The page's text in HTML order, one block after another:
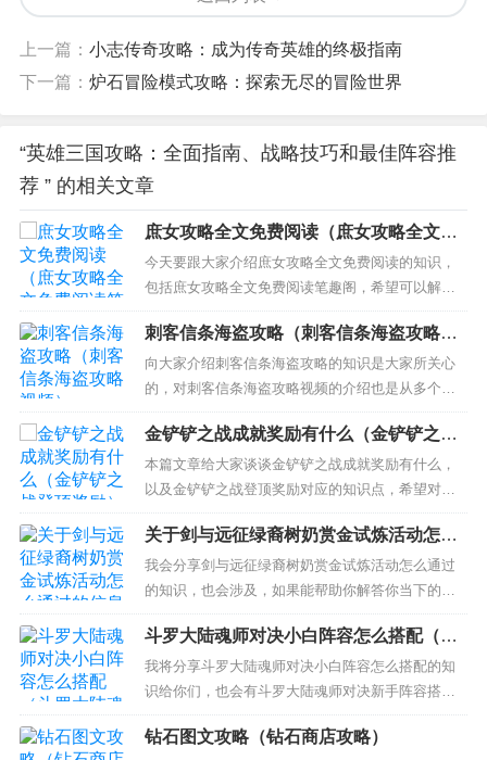
上一篇： 小志传奇攻略：成为传奇英雄的终极指南
下一篇： 炉石冒险模式攻略：探索无尽的冒险世界
“英雄三国攻略：全面指南、战略技巧和最佳阵容推
荐 ” 的相关文章
庶女攻略全文免费阅读（庶女攻略全文免
费阅读笔趣阁）
今天要跟大家介绍庶女攻略全文免费阅读的知识，
包括庶女攻略全文免费阅读笔趣阁，希望可以解答
大家现在的问题！本文目录一览： 1、《庶女攻略》
最新txt全集下载 2、庶女攻略小说by吱吱全文阅读
3、求吱吱的《庶女攻略》全文加番外 百度云谢
谢！！！！ 一定要有番外啊 4、《庶女攻略》txt下
载...
刺客信条海盗攻略（刺客信条海盗攻略视
频）
向大家介绍刺客信条海盗攻略的知识是大家所关心
的，对刺客信条海盗攻略视频的介绍也是从多个角
度来解答，希望可以让大家解决现在的问题！ 本文
目录一览： 1、PSP的刺客信条全攻略！(要文字)
2、刺客信条：海盗奇航截图、存档使用指南 3、刺
客信条奥德赛海盗聚落宝箱位置 4、刺客信条:海盗
中宝藏...
金铲铲之战成就奖励有什么（金铲铲之战
登顶奖励）
本篇文章给大家谈谈金铲铲之战成就奖励有什么，
以及金铲铲之战登顶奖励对应的知识点，希望对各
位有所帮助，不要忘了收藏本站喔。 本文目录一
览： 1、金铲铲到大师有什么奖励 2、金铲铲全部成
就送几个蛋 3、金铲铲满血吃鸡有奖励吗 4、金铲铲
成就有多少 金铲铲到大师有什么奖励 金铲铲到大师
奖励8...
关于剑与远征绿裔树奶赏金试炼活动怎么
通过的信息
我会分享剑与远征绿裔树奶赏金试炼活动怎么通过
的知识，也会涉及，如果能帮助你解答你当下的问
题，别忘记关注我们吧！ 本文目录一览： 1、剑与
远征赏金试炼如何解锁 2、剑与远征密林之刺艾伦赏
金试炼攻略 密林之刺艾伦赏金试炼路线分享 3、剑
与远征赏金试炼绿裔艾伦阵容怎么搭配 赏金试炼绿
裔艾伦阵容搭...
斗罗大陆魂师对决小白阵容怎么搭配（斗
罗大陆魂师对决新手阵容搭配）
我将分享斗罗大陆魂师对决小白阵容怎么搭配的知
识给你们，也会有斗罗大陆魂师对决新手阵容搭配
的讲解，希望可以解决你们现在的问题！ 本文目录
一览： 1、《斗罗大陆：魂师对决》海魔女阵容搭配
钻石图文攻略（钻石商店攻略）